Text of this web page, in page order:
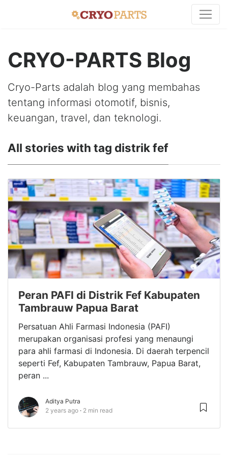
CRYO-PARTS Blog
Cryo-Parts adalah blog yang membahas
tentang informasi otomotif, bisnis,
keuangan, travel, dan teknologi.
All stories with tag distrik fef
Peran PAFI di Distrik Fef Kabupaten
Tambrauw Papua Barat
Persatuan Ahli Farmasi Indonesia (PAFI)
merupakan organisasi profesi yang menaungi
para ahli farmasi di Indonesia. Di daerah terpencil
seperti Fef, Kabupaten Tambrauw, Papua Barat,
peran ...
Aditya Putra
2 years ago
2 min read